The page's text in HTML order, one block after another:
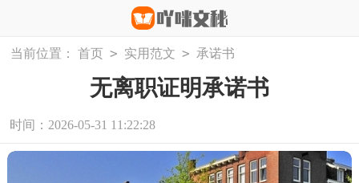
当前位置： 首页 > 实用范文 > 承诺书
无离职证明承诺书
时间：2026-05-31 11:22:28